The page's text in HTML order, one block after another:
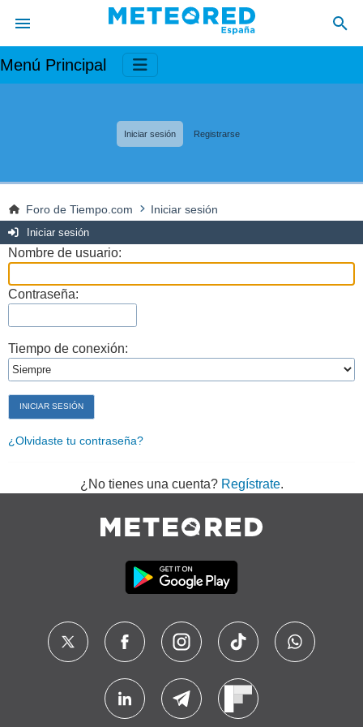
Menú Principal
Iniciar sesión Registrarse
Foro de Tiempo.com Iniciar sesión
Iniciar sesión
Nombre de usuario:
Contraseña:
Tiempo de conexión:
¿Olvidaste tu contraseña?
¿No tienes una cuenta? Regístrate.